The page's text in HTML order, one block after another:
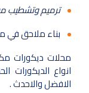
ترميم وتشطيب
بناء ملاحق في
محلات ديكورات
انواع الديكورات
الافضل والاحدث .